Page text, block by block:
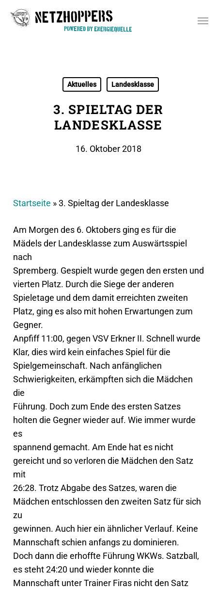
Aktuelles Landesklasse
3. SPIELTAG DER
LANDESKLASSE
16. Oktober 2018
Startseite »3. Spieltag der Landesklasse
Am Morgen des 6. Oktobers ging es für die
Mädels der Landesklasse zum Auswärtsspiel
nach
Spremberg. Gespielt wurde gegen den ersten und
vierten Platz. Durch die Siege der anderen
Spieletage und dem damit erreichten zweiten
Platz, ging es also mit hohen Erwartungen zum
Gegner.
Anpfiff 11:00, gegen VSV Erkner II. Schnell wurde
Klar, dies wird kein einfaches Spiel für die
Spielgemeinschaft. Nach anfänglichen
Schwierigkeiten, erkämpften sich die Mädchen
die
Führung. Doch zum Ende des ersten Satzes
holten die Gegner wieder auf. Wie immer wurde
es
spannend gemacht. Am Ende hat es nicht
gereicht und so verloren die Mädchen den Satz
mit
26:28. Trotz Abgabe des Satzes, waren die
Mädchen entschlossen den zweiten Satz für sich
zu
gewinnen. Auch hier ein ähnlicher Verlauf. Keine
Mannschaft schien anfangs zu dominieren.
Doch dann die erhoffte Führung WKWs. Satzball,
es steht 24:20 und wieder konnte die
Mannschaft unter Trainer Firas nicht den Satz